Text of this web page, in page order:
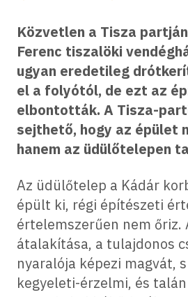
Közvetlen a Tisza
Ferenc tiszalöki
ugyan eredetileg
el a folyótól, de ezt az
elbontották. A Tisza-
sejthető, hogy az épület
hanem az üdülőtelepen
Az üdülőtelep a Kádár
épült ki, régi építészeti
értelemszerűen nem őriz.
átalakítása, a tulajdonos
nyaralója képezi magvát,
kegyeleti-érzelmi, és